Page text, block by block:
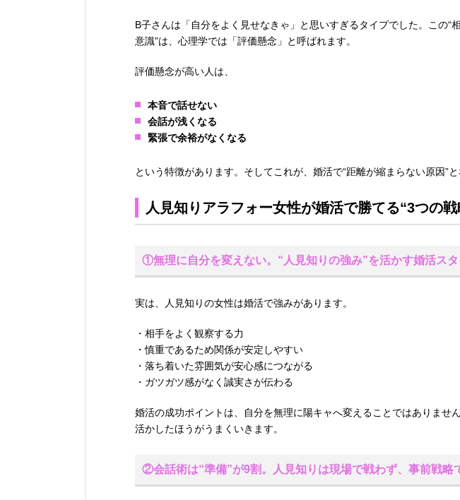
B子さんは「自分をよく見せなきゃ」と思いすぎるタイプでした。この“
意識”は、心理学では「評価懸念」と呼ばれます。
評価懸念が高い人は、
本音で話せない
会話が浅くなる
緊張で余裕がなくなる
という特徴があります。そしてこれが、婚活で“距離が縮まらない原因”と
人見知りアラフォー女性が婚活で勝てる“3つの戦
①無理に自分を変えない。“人見知りの強み”を活かす婚活ス
実は、人見知りの女性は婚活で強みがあります。
・相手をよく観察する力
・慎重であるため関係が安定しやすい
・落ち着いた雰囲気が安心感につながる
・ガツガツ感がなく誠実さが伝わる
婚活の成功ポイントは、自分を無理に陽キャへ変えることではありませ
活かしたほうがうまくいきます。
②会話術は“準備”が9割。人見知りは現場で戦わず、事前戦略